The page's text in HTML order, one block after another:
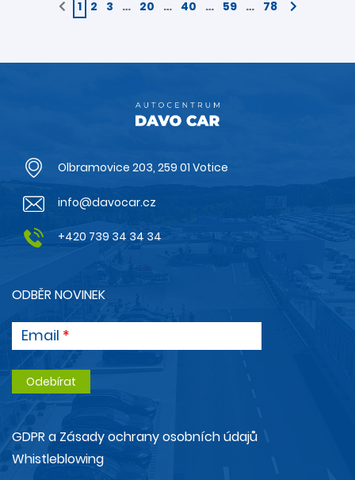
1 2 3 … 20 … 40 … 59 … 78
Olbramovice 203, 259 01 Votice
info@davocar.cz
+420 739 34 34 34
ODBĚR NOVINEK
Email
GDPR a Zásady ochrany osobních údajů
Whistleblowing